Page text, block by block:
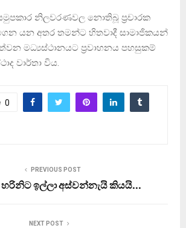
නිලවරණවල නොතිබූ ‍ප‍්‍රචාරක
යන අතර තමන්ට හිතවාදී සාමාජිකයන්
මධ්‍යස්ථානයට ප්‍රවාහනය පහසුකම්
වාර්තා විය.
0
PREVIOUS POST
හරිනිට ඉල්ලා අස්වන්නැයි කියයි…
NEXT POST